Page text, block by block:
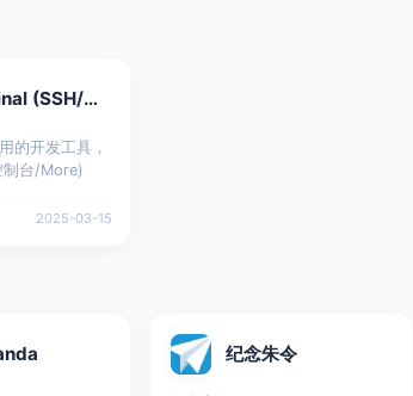
Xterminal (SSH/控制台/More)
的开发工具，
制台/More)
2025-03-15
纪念朱令